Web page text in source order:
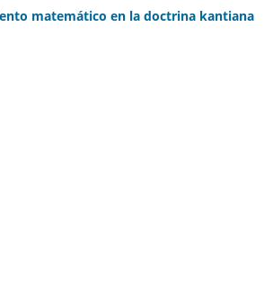
matemático en la doctrina kantiana